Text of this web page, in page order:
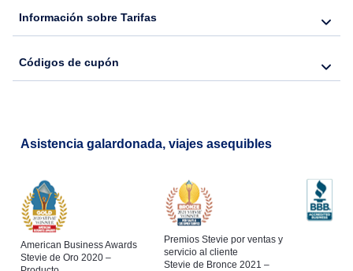
Información sobre Tarifas
Códigos de cupón
Asistencia galardonada, viajes asequibles
American Business Awards
Stevie de Oro 2020 –
Premios Stevie por ventas y
servicio al cliente
Stevie de Bronce 2021 –